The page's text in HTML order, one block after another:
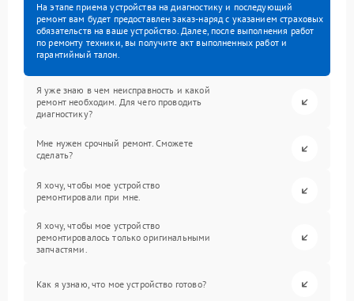
На этапе приема устройства на диагностику и последующий
ремонт вам будет предоставлен заказ-наряд с указанием страховых
обязательств на ваше устройство. Далее, после выполнения работ
по ремонту техники, вы получите акт выполненных работ и
гарантийный талон.
Я уже знаю в чем неисправность и какой
ремонт необходим. Для чего проводить
диагностику?
Мне нужен срочный ремонт. Сможете
сделать?
Я хочу, чтобы мое устройство
ремонтировали при мне.
Я хочу, чтобы мое устройство
ремонтировалось только оригинальными
запчастями.
Как я узнаю, что мое устройство готово?